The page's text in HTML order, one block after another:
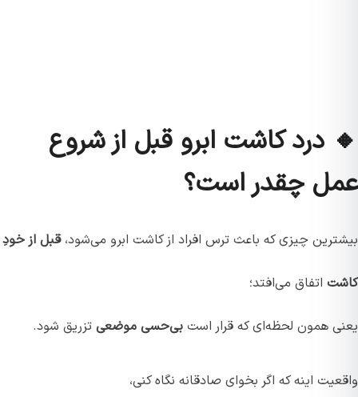
🔸 درد کاشت ابرو قبل از شروع
عمل چقدر است؟
بیشترین چیزی که باعث ترس افراد از کاشت ابرو می‌شود،قبل از خودِ
کاشت اتفاق می‌افتد؛
یعنی همون لحظه‌ای که قرار است بی‌حسی موضعی تزریق شود.
واقعیت اینه که اگر بخوای صادقانه نگاه کنی،